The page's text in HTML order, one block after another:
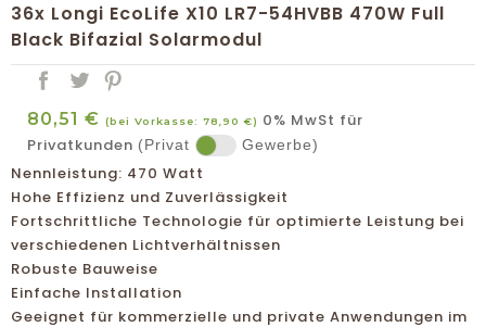
36x Longi EcoLife X10 LR7-54HVBB 470W Full
Black Bifazial Solarmodul
80,51 € (bei Vorkasse: 78,90 €)
0% MwSt für
Privatkunden (Privat Gewerbe)
Nennleistung: 470 Watt
Hohe Effizienz und Zuverlässigkeit
Fortschrittliche Technologie für optimierte Leistung bei
verschiedenen Lichtverhältnissen
Robuste Bauweise
Einfache Installation
Geeignet für kommerzielle und private Anwendungen im